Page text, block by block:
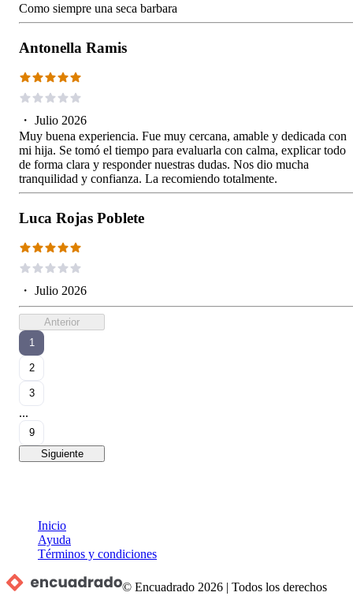
Como siempre una seca barbara
Antonella Ramis
・ Julio 2026
Muy buena experiencia. Fue muy cercana, amable y dedicada con
mi hija. Se tomó el tiempo para evaluarla con calma, explicar todo
de forma clara y responder nuestras dudas. Nos dio mucha
tranquilidad y confianza. La recomiendo totalmente.
Luca Rojas Poblete
・ Julio 2026
Anterior
1
2
3
...
9
Siguiente
Inicio
Ayuda
Términos y condiciones
© Encuadrado 2026 |Todos los derechos